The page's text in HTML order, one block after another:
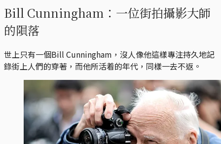
Bill Cunningham：一位街拍攝影大師
的隕落
世上只有一個Bill Cunningham，沒人像他這樣專注持久地記
錄街上人們的穿著，而他所活着的年代，同樣一去不返。